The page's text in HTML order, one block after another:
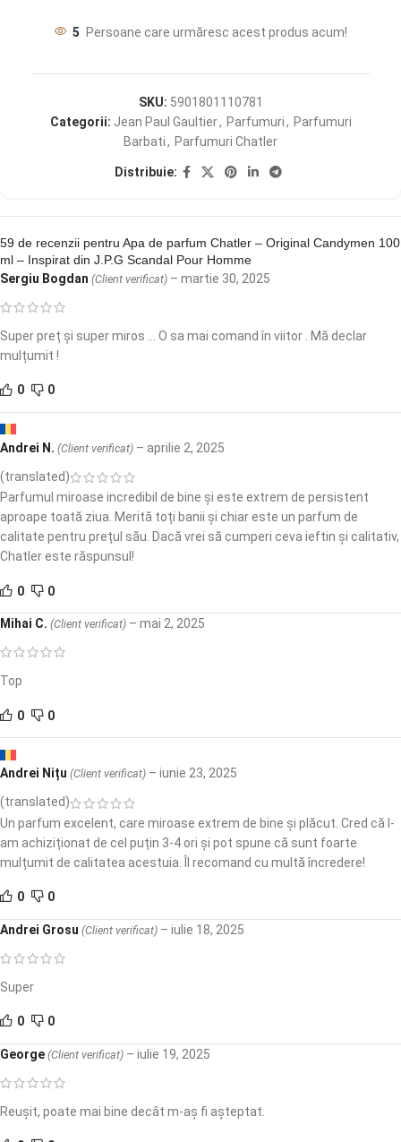
5 Persoane care urmăresc acest produs acum!
SKU: 5901801110781
Categorii: Jean Paul Gaultier, Parfumuri, Parfumuri
Barbati, Parfumuri Chatler
Distribuie:
59 de recenzii pentru Apa de parfum Chatler – Original Candymen 100
ml – Inspirat din J.P.G Scandal Pour Homme
Sergiu Bogdan (Client verificat) – martie 30, 2025
Super preț și super miros … O sa mai comand în viitor . Mă declar
mulțumit !
0 0
Andrei N. (Client verificat) – aprilie 2, 2025
(translated)
Parfumul miroase incredibil de bine și este extrem de persistent
aproape toată ziua. Merită toți banii și chiar este un parfum de
calitate pentru prețul său. Dacă vrei să cumperi ceva ieftin și calitativ,
Chatler este răspunsul!
0 0
Mihai C. (Client verificat) – mai 2, 2025
Top
0 0
Andrei Nițu (Client verificat) – iunie 23, 2025
(translated)
Un parfum excelent, care miroase extrem de bine și plăcut. Cred că l-
am achiziționat de cel puțin 3-4 ori și pot spune că sunt foarte
mulțumit de calitatea acestuia. Îl recomand cu multă încredere!
0 0
Andrei Grosu (Client verificat) – iulie 18, 2025
Super
0 0
George (Client verificat) – iulie 19, 2025
Reușit, poate mai bine decât m-aș fi așteptat.